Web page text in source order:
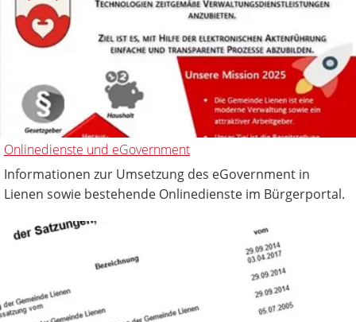
Onlinedienste und eGovernment
Informationen zur Umsetzung des eGovernment in
Lienen sowie bestehende Onlinedienste im Bürgerportal.